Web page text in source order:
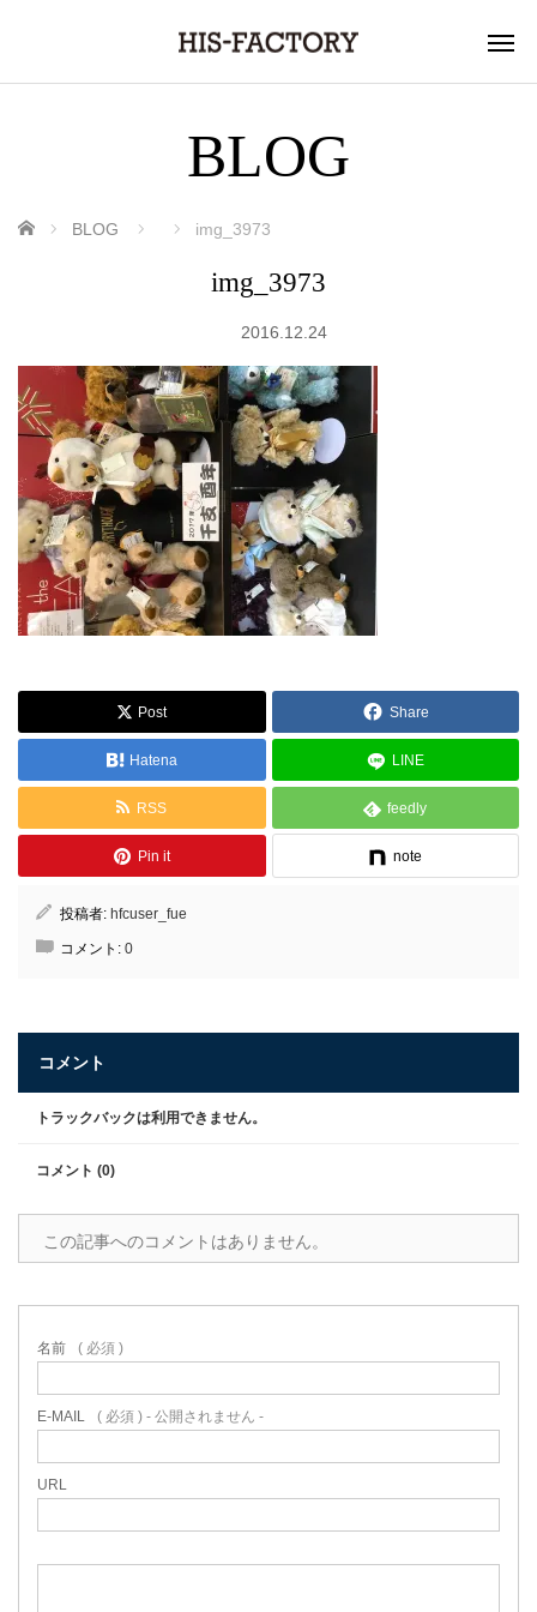
BLOG
ホーム BLOG img_3973
img_3973
2016.12.24
Post Share
Hatena LINE
RSS feedly
Pin it note
投稿者: hfcuser_fue
コメント: 0
コメント
トラックバックは利用できません。
コメント (0)
この記事へのコメントはありません。
名前 ( 必須 )
E-MAIL ( 必須 ) - 公開されません -
URL